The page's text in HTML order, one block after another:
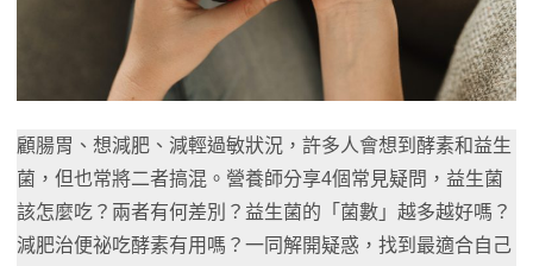
顧腸胃、想減肥、減輕過敏狀況，許多人會想到酵素和益生
菌，但也常將二者搞混。營養師分享4個常見疑問，益生菌
該怎麼吃？兩者有何差別？益生菌的「菌數」越多越好嗎？
減肥治便祕吃酵素有用嗎？一同解開疑惑，找到最適合自己